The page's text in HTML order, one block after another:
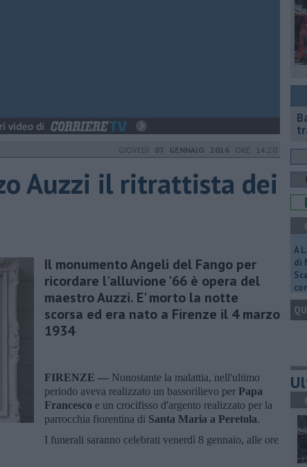
GIOVEDÌ 07 GENNAIO 2016 ORE 14:20
Auzzi il ritrattista dei
Il monumento Angeli del Fango per
ricordare l'alluvione '66 è opera del
maestro Auzzi. E' morto la notte
scorsa ed era nato a Firenze il 4 marzo
1934
FIRENZE — Nonostante la malattia, nell'ultimo
periodo aveva realizzato un bassorilievo per Papa
Francesco e un crocifisso d'argento realizzato per la
parrocchia fiorentina di Santa Maria a Peretola.
I funerali saranno celebrati venerdì 8 gennaio, alle ore
A
di